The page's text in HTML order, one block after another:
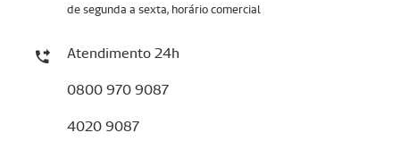
de segunda a sexta, horário comercial
Atendimento 24h
0800 970 9087
4020 9087